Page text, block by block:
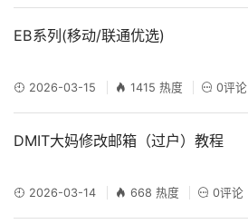
EB系列(移动/联通优选)
2026-03-15 1415 热度 0评论
DMIT大妈修改邮箱（过户）教程
2026-03-14 668 热度 0评论